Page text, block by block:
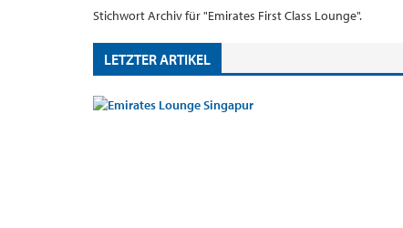
Stichwort Archiv für "Emirates First Class Lounge".
LETZTER ARTIKEL